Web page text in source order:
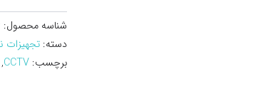
شناسه محصول:
دسته:تجهیزات
برچسب:CCTV